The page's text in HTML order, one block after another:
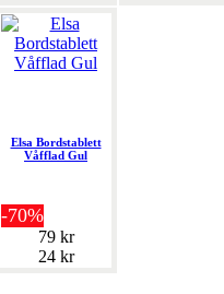
Elsa Bordstablett
Våfflad Gul
-70%
79 kr
24 kr